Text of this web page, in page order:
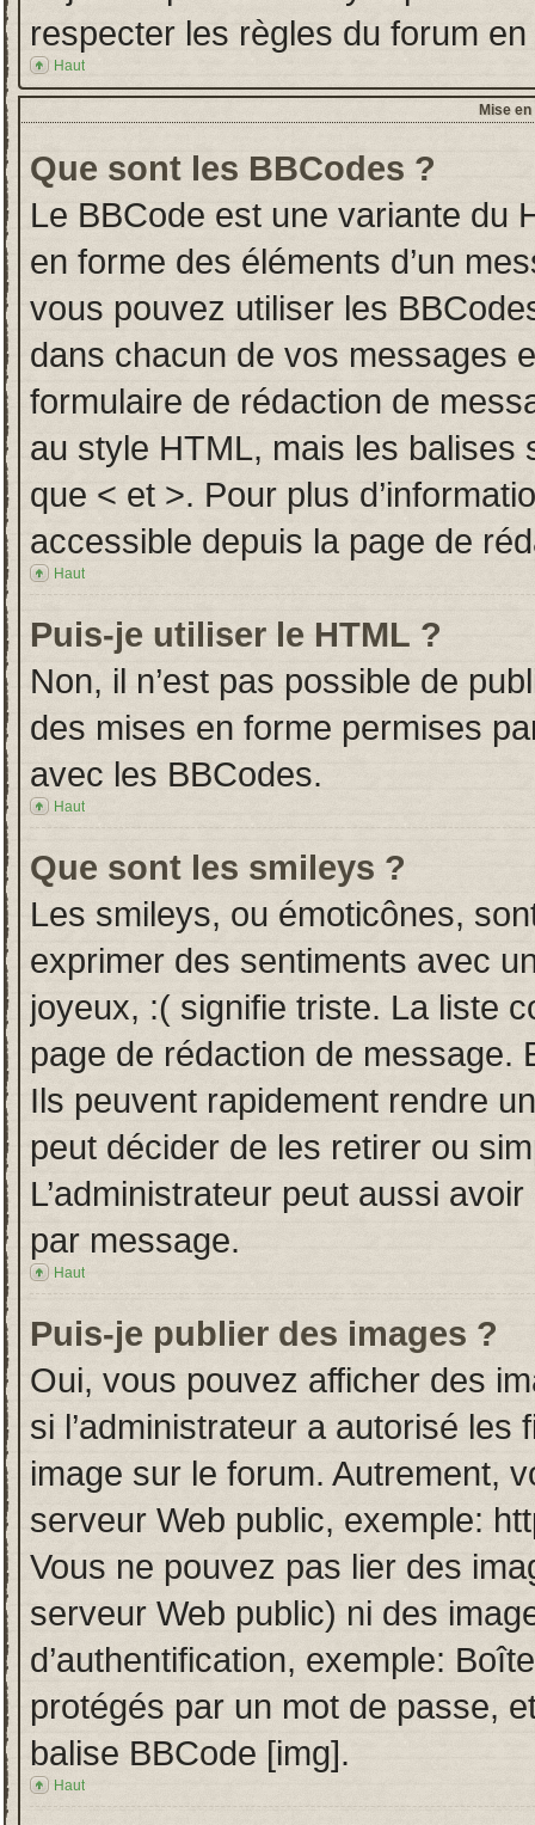
respecter les règles du forum
Haut
Mise
Que sont les BBCodes ?
Le BBCode est une variante du
en forme des éléments d’un
vous pouvez utiliser les
dans chacun de vos messages
formulaire de rédaction de
au style HTML, mais les
que < et >. Pour plus
accessible depuis la page de
Haut
Puis-je utiliser le HTML ?
Non, il n’est pas possible de
des mises en forme permises
avec les BBCodes.
Haut
Que sont les smileys ?
Les smileys, ou émoticônes,
exprimer des sentiments avec
joyeux, :( signifie triste. La liste
page de rédaction de message.
Ils peuvent rapidement rendre
peut décider de les retirer ou
L’administrateur peut aussi
par message.
Haut
Puis-je publier des images ?
Oui, vous pouvez afficher des
si l’administrateur a autorisé
image sur le forum. Autrement,
serveur Web public, exemple:
Vous ne pouvez pas lier des
serveur Web public) ni des
d’authentification, exemple:
protégés par un mot de passe,
balise BBCode [img].
Haut